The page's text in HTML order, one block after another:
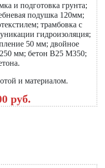
и подготовка грунта;
подушка 120мм;
трамбовка с
гидроизоляция;
50 мм; двойное
мм; бетон В25 М350;
и материалом.
руб.